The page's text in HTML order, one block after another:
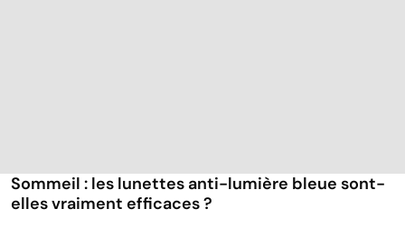
Sommeil : les lunettes anti-lumière bleue sont-
elles vraiment efficaces ?